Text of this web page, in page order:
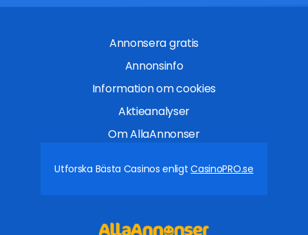
Annonsera gratis
Annonsinfo
Information om cookies
Aktieanalyser
Om AllaAnnonser
Utforska Bästa Casinos enligtCasinoPRO.se